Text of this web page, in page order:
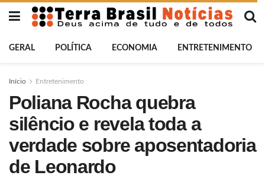
GERAL POLÍTICA ECONOMIA ENTRETENIMENTO
Início Entretenimento
Poliana Rocha quebra
silêncio e revela toda a
verdade sobre aposentadoria
de Leonardo